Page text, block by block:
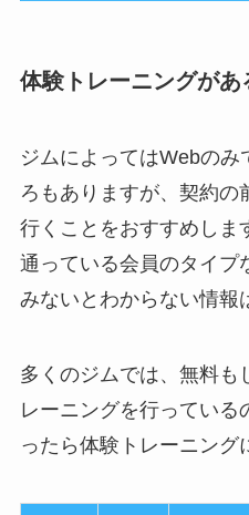
体験トレーニングがあ
ジムによってはWebのみ
ろもありますが、契約の
行くことをおすすめしま
通っている会員のタイプ
みないとわからない情報
多くのジムでは、無料も
レーニングを行っている
ったら体験トレーニング